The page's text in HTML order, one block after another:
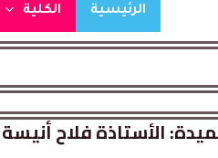
الرئيسية الكلية
الأستاذة فلاح أنيسة